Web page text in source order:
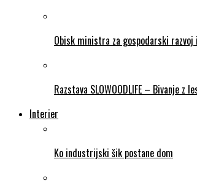
Obisk ministra za gospodarski
Razstava SLOWOODLIFE – Bivanje z
Interier
Ko industrijski šik postane dom